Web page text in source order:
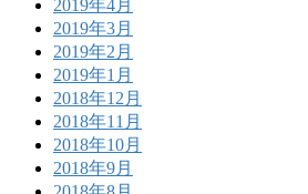
2019年4月
2019年3月
2019年2月
2019年1月
2018年12月
2018年11月
2018年10月
2018年9月